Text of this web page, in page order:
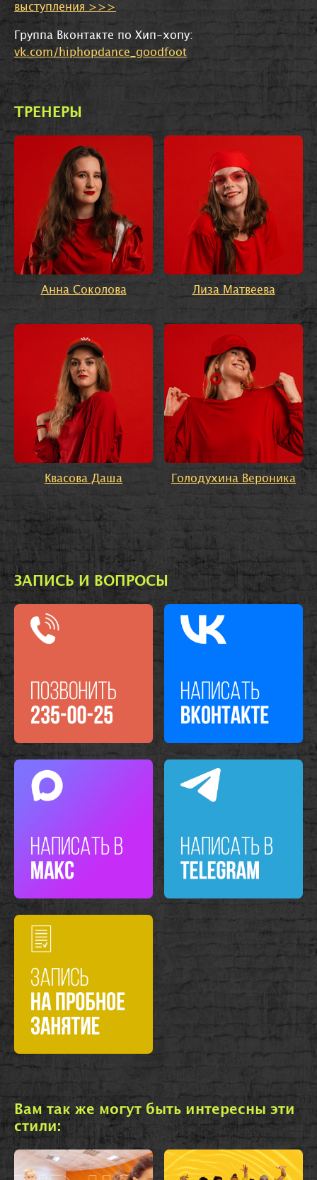
выступления >>>
Группа Вконтакте по Хип-хопу:
vk.com/hiphopdance_goodfoot
ТРЕНЕРЫ
Анна Соколова Лиза Матвеева
Квасова Даша Голодухина Вероника
ЗАПИСЬ И ВОПРОСЫ
Вам так же могут быть интересны эти
стили: